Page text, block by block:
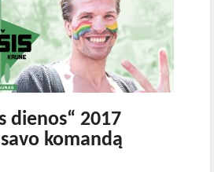
dienos“ 2017
komandą